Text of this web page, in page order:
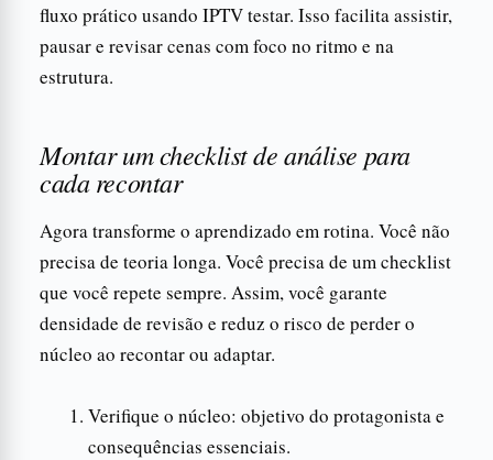
fluxo prático usando IPTV testar. Isso facilita assistir,
pausar e revisar cenas com foco no ritmo e na
estrutura.
Montar um checklist de análise para
cada recontar
Agora transforme o aprendizado em rotina. Você não
precisa de teoria longa. Você precisa de um checklist
que você repete sempre. Assim, você garante
densidade de revisão e reduz o risco de perder o
núcleo ao recontar ou adaptar.
Verifique o núcleo: objetivo do protagonista e
consequências essenciais.